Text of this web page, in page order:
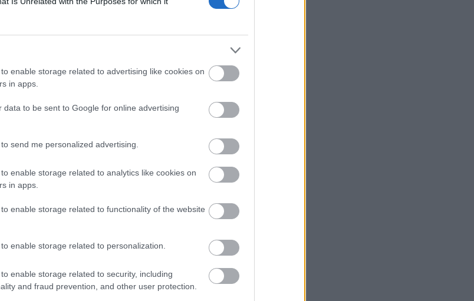
enable storage related to advertising like cookies on
in apps.
data to be sent to Google for online advertising
send me personalized advertising.
enable storage related to analytics like cookies on
in apps.
enable storage related to functionality of the website
enable storage related to personalization.
enable storage related to security, including
and fraud prevention, and other user protection.
Amire többmillióan vártunk:
csökken a riasztás
Új gyalogosátkelők és jelzőlámpás